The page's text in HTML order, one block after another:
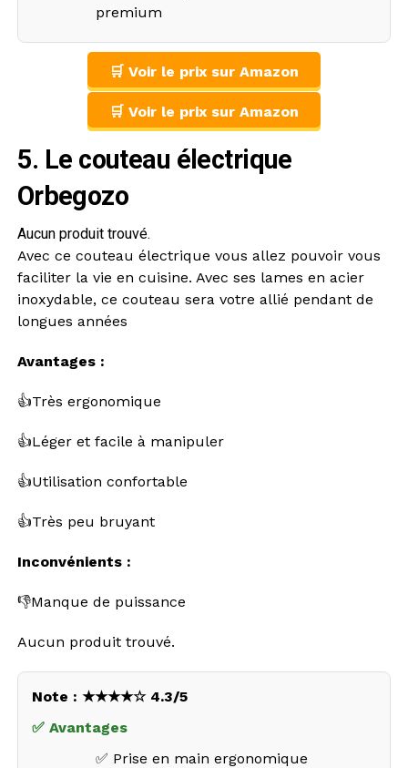
premium
🛒 Voir le prix sur Amazon
🛒 Voir le prix sur Amazon
5. Le couteau électrique
Orbegozo
Aucun produit trouvé.
Avec ce couteau électrique vous allez pouvoir vous
faciliter la vie en cuisine. Avec ses lames en acier
inoxydable, ce couteau sera votre allié pendant de
longues années
Avantages :
👍Très ergonomique
👍Léger et facile à manipuler
👍Utilisation confortable
👍Très peu bruyant
Inconvénients :
👎Manque de puissance
Aucun produit trouvé.
Note : ★★★★☆ 4.3/5
✅ Avantages
✅ Prise en main ergonomique